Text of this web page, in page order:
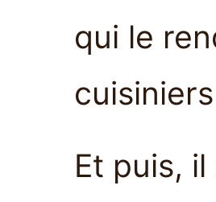
qui le
Et puis,